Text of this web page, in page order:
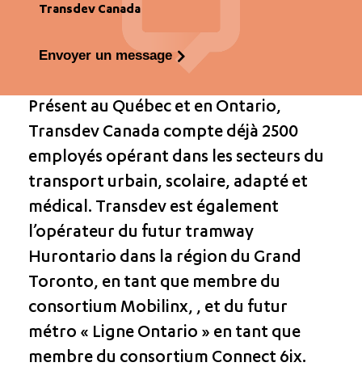
Transdev Canada
Envoyer un message
Présent au Québec et en Ontario,
Transdev Canada compte déjà 2500
employés opérant dans les secteurs du
transport urbain, scolaire, adapté et
médical. Transdev est également
l’opérateur du futur tramway
Hurontario dans la région du Grand
Toronto, en tant que membre du
consortium Mobilinx, , et du futur
métro « Ligne Ontario » en tant que
membre du consortium Connect 6ix.